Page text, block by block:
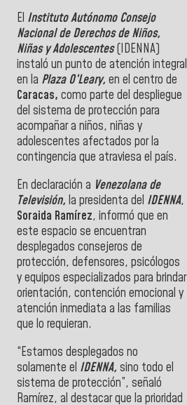
El Instituto Autónomo Consejo
Nacional de Derechos de Niños,
Niñas y Adolescentes(IDENNA)
instaló un punto de atención integral
en la Plaza O’Leary, en el centro de
Caracas, como parte del despliegue
del sistema de protección para
acompañar a niños, niñas y
adolescentes afectados por la
contingencia que atraviesa el país.
En declaración a Venezolana de
Televisión, la presidenta del IDENNA,
Soraida Ramírez, informó que en
este espacio se encuentran
desplegados consejeros de
protección, defensores, psicólogos
y equipos especializados para brindar
orientación, contención emocional y
atención inmediata a las familias
que lo requieran.
“Estamos desplegados no
solamente el IDENNA, sino todo el
sistema de protección”, señaló
Ramírez, al destacar que la prioridad